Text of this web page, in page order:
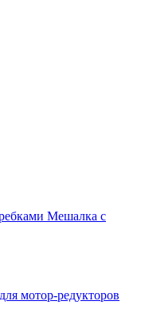
Мешалка с